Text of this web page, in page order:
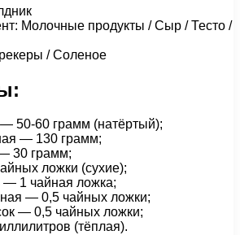
Молочные продукты / Сыр / Тесто /
/ Соленое
50-60 грамм (натёртый);
— 130 грамм;
30 грамм;
ложки (сухие);
— 1 чайная ложка;
— 0,5 чайных ложки;
— 0,5 чайных ложки;
(тёплая).